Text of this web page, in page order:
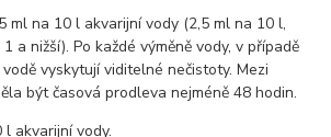
ml na 10 l akvarijní vody (2,5 ml na 10 l,
a nižší). Po každé výměně vody, v případě
vyskytují viditelné nečistoty. Mezi
být časová prodleva nejméně 48 hodin.
akvarijní vody.